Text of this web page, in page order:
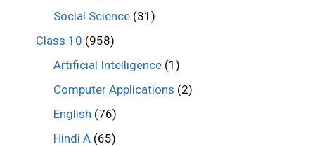
Social Science (31)
Class 10 (958)
Artificial Intelligence (1)
Computer Applications (2)
English (76)
Hindi A (65)